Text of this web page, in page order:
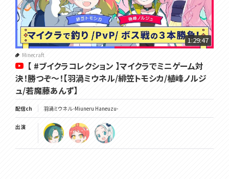
･･･････････････････････････････
Twitch✿https://www.twitch.tv/miuneru
Twitter✿https://twitter.com/Miuneru_
GOODS✿https://voms.booth.pm/
1:29:47
Minecraft
【 #ブイクラコレクション 】マイクラでミニゲーム対
決！勝つぞ～！【羽渦ミウネル/緋笠トモシカ/植峰ノルジ
ュ/若魔藤あんず】
配信ch 羽渦ミウネル -Miuneru Haneuzu-
出演